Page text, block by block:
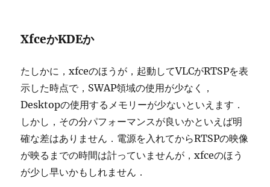
XfceかKDEか
たしかに，xfceのほうが，起動してVLCがRTSPを表
示した時点で，SWAP領域の使用が少なく，
Desktopの使用するメモリーが少ないといえます．
しかし，その分パフォーマンスが良いかといえば明
確な差はありません．電源を入れてからRTSPの映像
が映るまでの時間は計っていませんが，xfceのほう
が少し早いかもしれません．